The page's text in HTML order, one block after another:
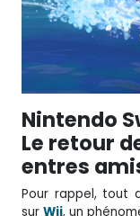
Nintendo
Le retour
entres
Pour rappel, tout
surWii, un